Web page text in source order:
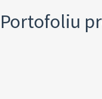
Portofoliu